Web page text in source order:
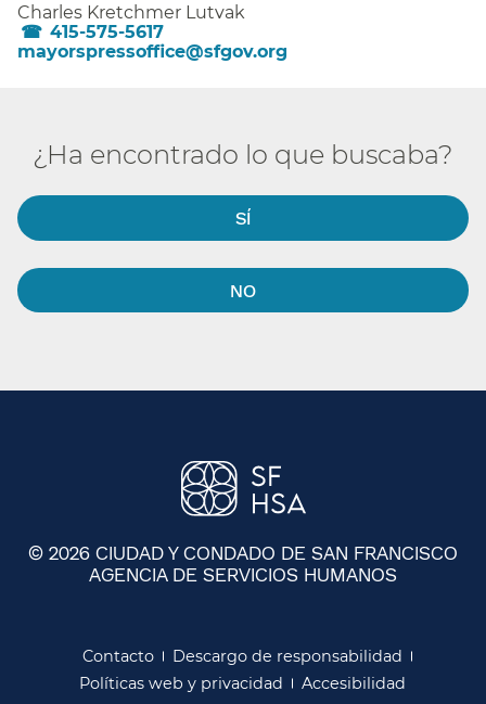
Charles Kretchmer Lutvak​​
415-575-5617
mayorspressoffice@sfgov.org​​
¿Ha encontrado lo que buscaba?​​
SÍ​​
NO​​
© 2026 CIUDAD Y CONDADO DE SAN FRANCISCO
AGENCIA DE SERVICIOS HUMANOS
Contacto​​
Descargo de responsabilidad​​
Políticas web y privacidad​​
Accesibilidad​​